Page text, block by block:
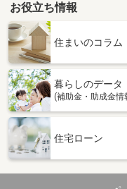
お役立ち情報
住まいのコラム
暮らしのデータ
(補助金・助成金情
住宅ローン